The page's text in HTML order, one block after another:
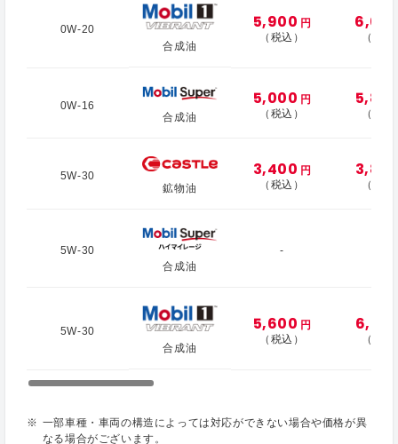
0W-20
合成油
5,900 円
（税込）
（税
0W-16
合成油
5,000 円
（税込）
（税
5W-30
鉱物油
3,400 円
（税込）
（税
5W-30
合成油
-
5W-30
合成油
5,600 円
（税込）
（税
一部車種・車両の構造によっては対応ができない場合や価格が異
なる場合がございます。